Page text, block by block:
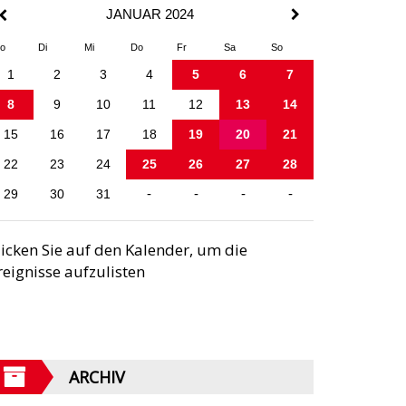
JANUAR 2024
Di Mi Do Fr Sa So
1 2 3 4 5 6 7
8 9 10 11 12 13 14
15 16 17 18 19 20 21
22 23 24 25 26 27 28
29 30 31 - - - -
Sie auf den Kalender, um die
aufzulisten
ARCHIV